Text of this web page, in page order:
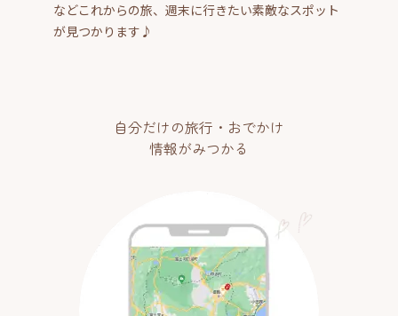
などこれからの旅、週末に行きたい素敵なスポット
が見つかります♪
自分だけの旅行・おでかけ
情報がみつかる